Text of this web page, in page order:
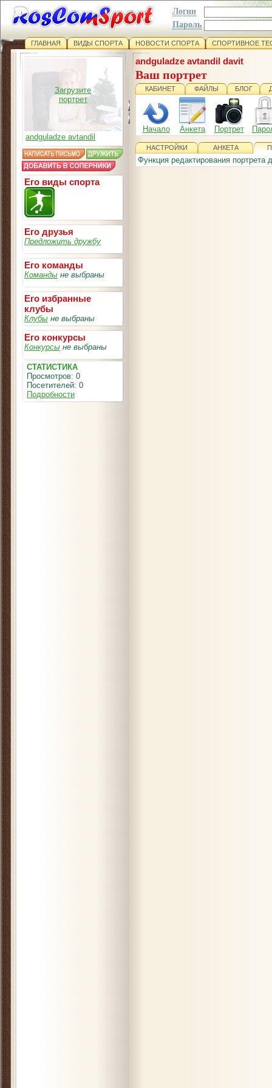
Логин
Пароль
ГЛАВНАЯ ВИДЫ СПОРТА НОВОСТИ СПОРТА СПОРТИВНОЕ
Загрузите
портрет
andguladze avtandil
Его виды спорта
Его друзья
Предложить дружбу
Его команды
Команды не выбраны
Его избранные
клубы
Клубы не выбраны
Его конкурсы
Конкурсы не выбраны
СТАТИСТИКА
Просмотров: 0
Посетителей: 0
Подробности
andguladze avtandil davit
Ваш портрет
КАБИНЕТ ФАЙЛЫ БЛОГ
Начало Анкета Портрет
НАСТРОЙКИ АНКЕТА
Функция редактирования портрета